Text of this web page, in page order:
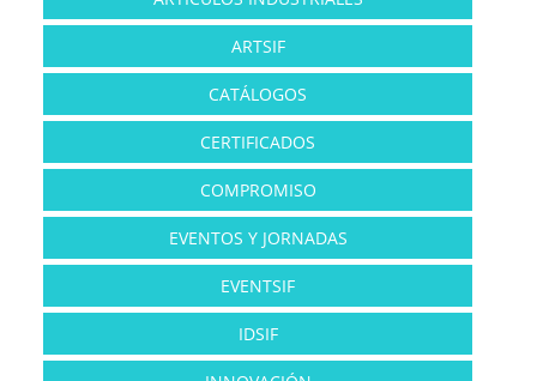
ARTSIF
CATÁLOGOS
CERTIFICADOS
COMPROMISO
EVENTOS Y JORNADAS
EVENTSIF
IDSIF